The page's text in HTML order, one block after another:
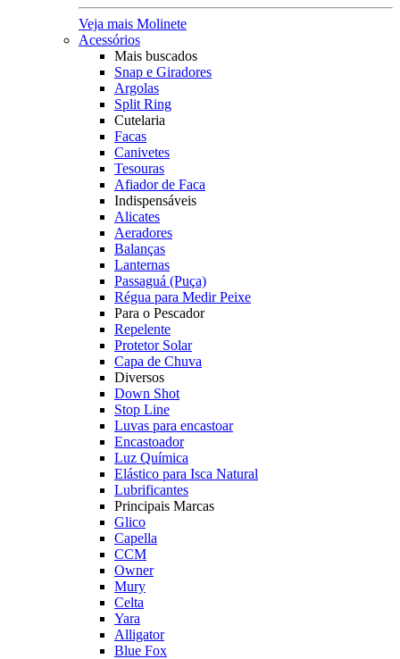
Veja mais Molinete
Acessórios
Mais buscados
Snap e Giradores
Argolas
Split Ring
Cutelaria
Facas
Canivetes
Tesouras
Afiador de Faca
Indispensáveis
Alicates
Aeradores
Balanças
Lanternas
Passaguá (Puça)
Régua para Medir Peixe
Para o Pescador
Repelente
Protetor Solar
Capa de Chuva
Diversos
Down Shot
Stop Line
Luvas para encastoar
Encastoador
Luz Química
Elástico para Isca Natural
Lubrificantes
Principais Marcas
Glico
Capella
CCM
Owner
Mury
Celta
Yara
Alligator
Blue Fox